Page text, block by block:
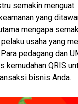
semakin menguat.
yang
mengapa
usaha yang
pedagang dan
kemudahan QRIS
bisnis Anda.